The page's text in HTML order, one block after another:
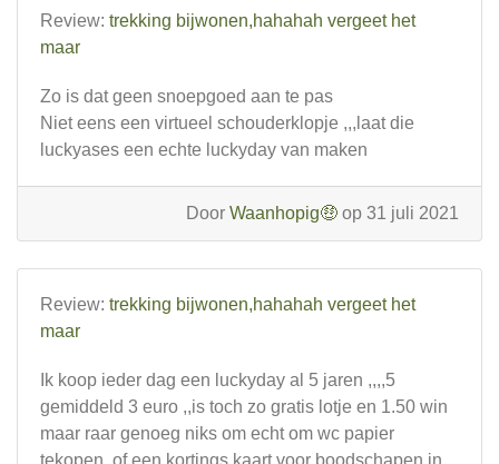
Review: trekking bijwonen,hahahah vergeet het
maar
Zo is dat geen snoepgoed aan te pas
Niet eens een virtueel schouderklopje ,,,laat die
luckyases een echte luckyday van maken
Door Waanhopig🤑 op 31 juli 2021
Review: trekking bijwonen,hahahah vergeet het
maar
Ik koop ieder dag een luckyday al 5 jaren ,,,,5
gemiddeld 3 euro ,,is toch zo gratis lotje en 1.50 win
maar raar genoeg niks om echt om wc papier
tekopen ,of een kortings kaart voor boodschapen in